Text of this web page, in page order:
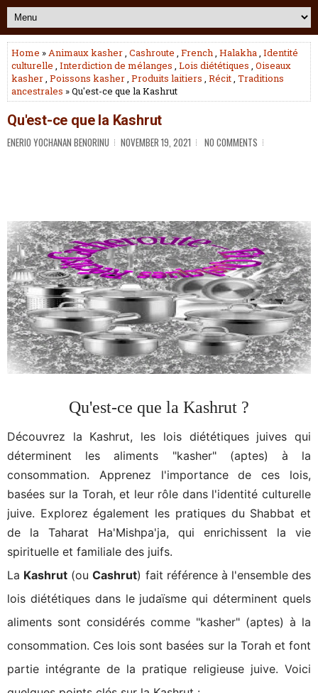
Home »Animaux kasher, Cashroute , French, Halakha, Identité
culturelle , Interdiction de mélanges , Lois diététiques , Oiseaux
kasher, Poissons kasher, Produits laitiers , Récit, Traditions
ancestrales » Qu'est-ce que la Kashrut
Qu'est-ce que la Kashrut
ENERIO YOCHANAN BENORINU NOVEMBER 19, 2021 NO COMMENTS
Qu'est-ce que la Kashrut ?
Découvrez la Kashrut, les lois diététiques juives qui
déterminent les aliments "kasher" (aptes) à la
consommation. Apprenez l'importance de ces lois,
basées sur la Torah, et leur rôle dans l'identité culturelle
juive. Explorez également les pratiques du Shabbat et
de la Taharat Ha'Mishpa'ja, qui enrichissent la vie
spirituelle et familiale des juifs.
La Kashrut (ouCashrut) fait référence à l'ensemble des
lois diététiques dans le judaïsme qui déterminent quels
aliments sont considérés comme "kasher" (aptes) à la
consommation. Ces lois sont basées sur la Torah et font
partie intégrante de la pratique religieuse juive. Voici